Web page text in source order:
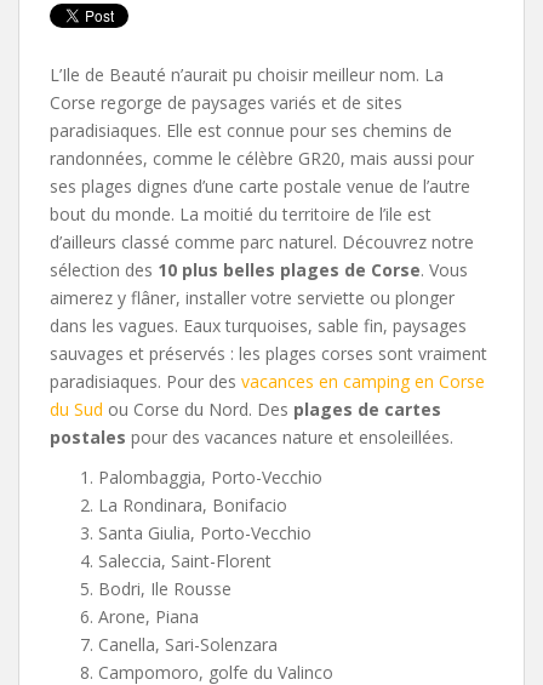
L’Ile de Beauté n’aurait pu choisir meilleur nom. La
Corse regorge de paysages variés et de sites
paradisiaques. Elle est connue pour ses chemins de
randonnées, comme le célèbre GR20, mais aussi pour
ses plages dignes d’une carte postale venue de l’autre
bout du monde. La moitié du territoire de l’ile est
d’ailleurs classé comme parc naturel. Découvrez notre
sélection des 10 plus belles plages de Corse. Vous
aimerez y flâner, installer votre serviette ou plonger
dans les vagues. Eaux turquoises, sable fin, paysages
sauvages et préservés : les plages corses sont vraiment
paradisiaques. Pour des vacances en camping en Corse
du Sud ou Corse du Nord. Des plages de cartes
postales pour des vacances nature et ensoleillées.
Palombaggia, Porto-Vecchio
La Rondinara, Bonifacio
Santa Giulia, Porto-Vecchio
Saleccia, Saint-Florent
Bodri, Ile Rousse
Arone, Piana
Canella, Sari-Solenzara
Campomoro, golfe du Valinco